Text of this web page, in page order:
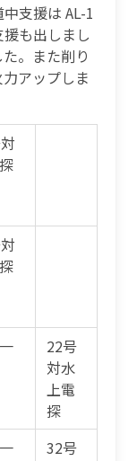
支援は AL-1
も出しまし
。また削り
アップしま
22号
対水
上電
探
32号